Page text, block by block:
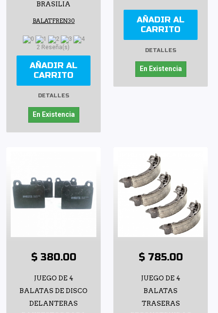
BRASILIA
BALATFREN30
2 Reseña(s)
AÑADIR AL
CARRITO
DETALLES
En Existencia
AÑADIR AL
CARRITO
DETALLES
En Existencia
$ 380.00
JUEGO DE 4
BALATAS DE DISCO
DELANTERAS
$ 785.00
JUEGO DE 4
BALATAS
TRASERAS